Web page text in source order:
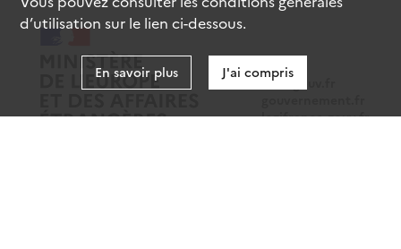
data.gouv.fr
legifrance.gouv.fr
d’utilisation sur le lien ci-dessous.
En savoir plus J'ai compris